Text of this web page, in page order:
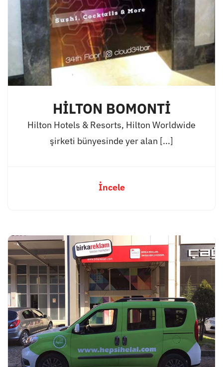
HİLTON BOMONTİ
Hilton Hotels & Resorts, Hilton Worldwide
şirketi bünyesinde yer alan [...]
İncele